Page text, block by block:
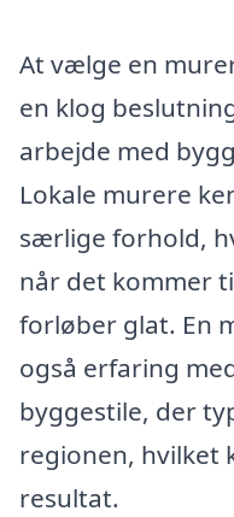
At vælge en
en klog
arbejde med
Lokale murere
særlige forhold,
når det kommer
forløber glat. En
også erfaring
byggestile, der
regionen, hvilket
resultat.